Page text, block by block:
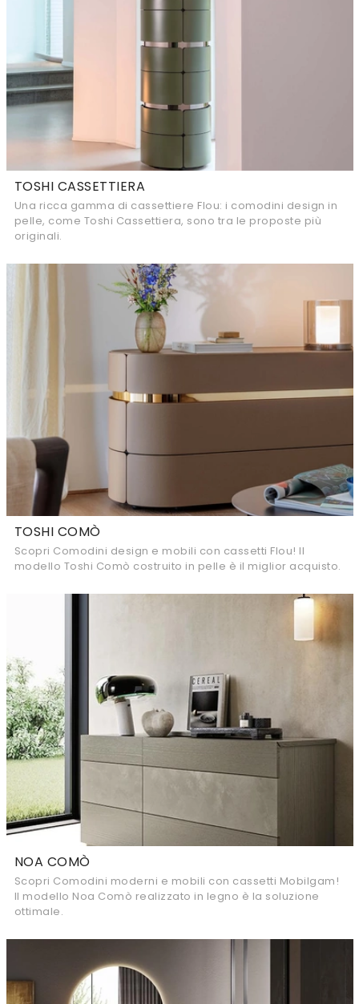
TOSHI CASSETTIERA
Una ricca gamma di cassettiere Flou: i comodini design in
pelle, come Toshi Cassettiera, sono tra le proposte più
originali.
TOSHI COMÒ
Scopri Comodini design e mobili con cassetti Flou! Il
modello Toshi Comò costruito in pelle è il miglior acquisto.
NOA COMÒ
Scopri Comodini moderni e mobili con cassetti Mobilgam!
Il modello Noa Comò realizzato in legno è la soluzione
ottimale.